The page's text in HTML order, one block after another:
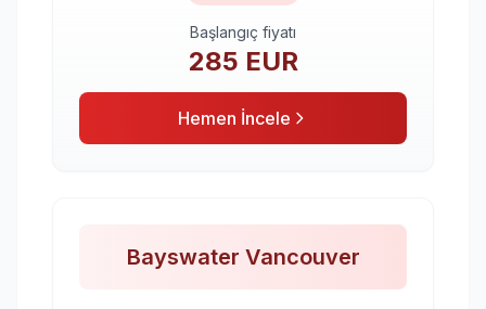
Başlangıç fiyatı
285 EUR
Hemen İncele
Bayswater Vancouver